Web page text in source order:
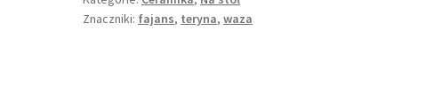
Znaczniki: fajans, teryna,waza